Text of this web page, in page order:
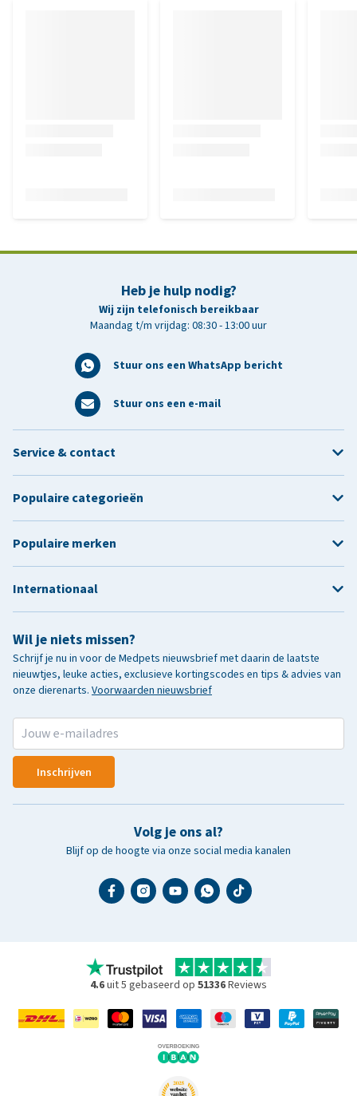
Heb je hulp nodig?
Wij zijn telefonisch bereikbaar
Maandag t/m vrijdag: 08:30 - 13:00 uur
Stuur ons een WhatsApp bericht
Stuur ons een e-mail
Wil je niets missen?
Schrijf je nu in voor de Medpets nieuwsbrief met daarin de laatste
nieuwtjes, leuke acties, exclusieve kortingscodes en tips & advies van
onze dierenarts. Voorwaarden nieuwsbrief
Inschrijven
Volg je ons al?
Blijf op de hoogte via onze social media kanalen
Service & contact
Populaire categorieën
Populaire merken
Internationaal
4.6uit 5 gebaseerd op 51336Reviews